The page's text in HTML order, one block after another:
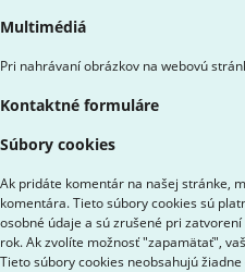
Multimédiá
Pri nahrávaní obrázkov na webovú
Kontaktné formuláre
Súbory cookies
Ak pridáte komentár na našej stránke,
komentára. Tieto súbory cookies sú
osobné údaje a sú zrušené pri
rok. Ak zvolíte možnosť "zapamätať",
Tieto súbory cookies neobsahujú